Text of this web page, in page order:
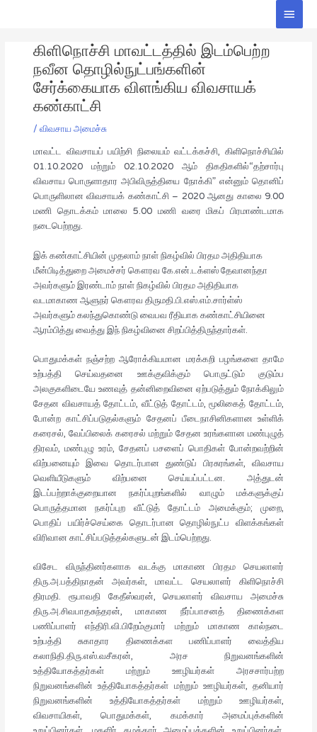
Main
கிளிநொச்சி மாவட்டத்தில் இடம்பெற்ற
நவீன தொழில்நுட்பங்களின்
சேர்க்கையாக விளங்கிய விவசாயக்
கண்காட்சி
/ விவசாய அமைச்சு
மாவட்ட விவசாயப் பயிற்சி நிலையம் வட்டக்கச்சி, கிளிநொச்சியில்
01.10.2020 மற்றும் 02.10.2020 ஆம் திகதிகளில்“தற்சார்பு
விவசாய பொருளாதார அபிவிருத்தியை நோக்கி” என்னும் தொனிப்
பொருளிலான விவசாயக் கண்காட்சி – 2020 ஆனது காலை 9.00
மணி தொடக்கம் மாலை 5.00 மணி வரை மிகப் பிரமாண்டமாக
நடைபெற்றது.
இக் கண்காட்சியின் முதலாம் நாள் நிகழ்வில் பிரதம அதிதியாக
மீன்பிடித்துறை அமைச்சர் கௌரவ கே.என்.டக்ளஸ் தேவானந்தா
அவர்களும் இரண்டாம் நாள் நிகழ்வில் பிரதம அதிதியாக
வடமாகாண ஆளுநர் கௌரவ திருமதி.பி.எஸ்.எம்.சார்ள்ஸ்
அவர்களும் கலந்துகொண்டு வைபவ ரீதியாக கண்காட்சியினை
ஆரம்பித்து வைத்து இந் நிகழ்வினை சிறப்பித்திருந்தார்கள்.
பொதுமக்கள் நஞ்சற்ற ஆரோக்கியமான மரக்கறி பழங்களை தாமே
உற்பத்தி செய்வதனை ஊக்குவிக்கும் பொருட்டும் குடும்ப
அலகுகளிடையே உணவுத் தன்னிறைவினை ஏற்படுத்தும் நோக்கிலும்
சேதன விவசாயத் தோட்டம், வீட்டுத் தோட்டம், மூலிகைத் தோட்டம்,
போன்ற காட்சிப்படுதல்களும் சேதனப் பீடைநாசினிகளான உள்ளிக்
கரைசல், வேப்பிலைக் கரைசல் மற்றும் சேதன உரங்களான மண்புழுத்
திரவம், மண்புழு உரம், சேதனப் பசளைப் பொதிகள் போன்றவற்றின்
விற்பனையும் இவை தொடர்பான துண்டுப் பிரசுரங்கள், விவசாய
வெளியீடுகளும் விற்பனை செய்யப்பட்டன. அத்துடன்
இடப்பற்றாக்குறையான நகர்ப்புறங்களில் வாழும் மக்களுக்குப்
பொருத்தமான நகர்ப்புற வீட்டுத் தோட்டம் அமைக்கும்; முறை,
பொதிப் பயிர்ச்செய்கை தொடர்பான தொழில்நுட்ப விளக்கங்கள்
விரிவான காட்சிப்படுத்தல்களுடன் இடம்பெற்றது.
விசேட விருந்தினர்களாக வடக்கு மாகாண பிரதம செயலாளர்
திரு.அ.பத்திநாதன் அவர்கள், மாவட்ட செயலாளர் கிளிநொச்சி
திரமதி. ரூபாவதி கேதீஸ்வரன், செயலாளர் விவசாய அமைச்சு
திரு.அ.சிவபாதசுந்தரன், மாகாண நீர்ப்பாசனத் திணைக்கள
பணிப்பாளர் எந்திரி.வி.பிறேம்குமார் மற்றும் மாகாண கால்நடை
உற்பத்தி சுகாதார திணைக்கள பணிப்பாளர் வைத்திய
கலாநிதி.திரு.எஸ்.வசீகரன், அரச நிறுவனங்களின்
உத்தியோகத்தர்கள் மற்றும் ஊழியர்கள் அரசசார்பற்ற
நிறுவனங்களின் உத்தியோகத்தர்கள் மற்றும் ஊழியர்கள், தனியார்
நிறுவனங்களின் உத்தியோகத்தர்கள் மற்றும் ஊழியர்கள்,
விவசாயிகள், பொதுமக்கள், கமக்கார் அமைப்புக்களின்
navigation